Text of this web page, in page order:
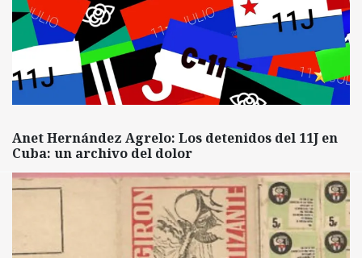
Anet Hernández Agrelo: Los detenidos del 11J en
Cuba: un archivo del dolor